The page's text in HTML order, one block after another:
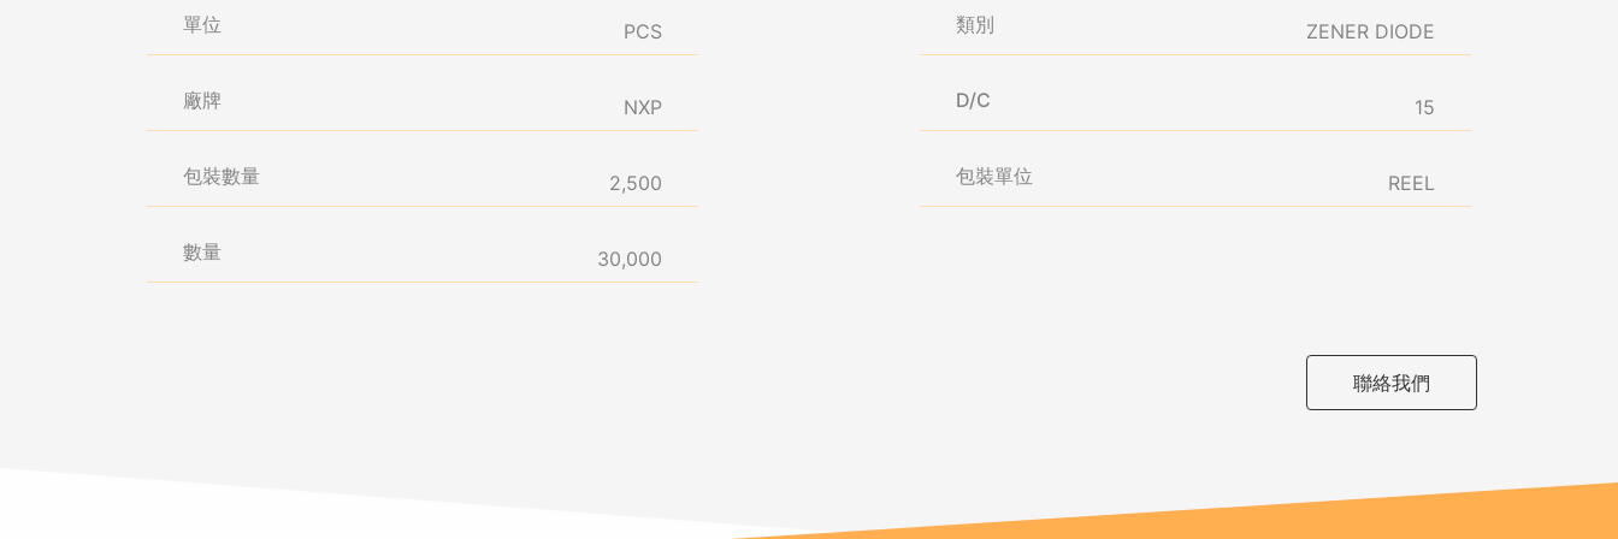
單位 PCS 類別 ZENER DIODE
廠牌 NXP D/C 15
包裝數量 2,500 包裝單位 REEL
數量 30,000
聯絡我們